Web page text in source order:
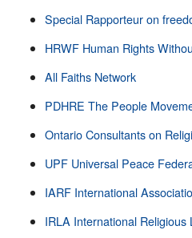
Special Rapporteur on
HRWF Human Rights
All Faiths Network
PDHRE The People
Ontario Consultants on
UPF Universal Peace
IARF International
IRLA International Religious